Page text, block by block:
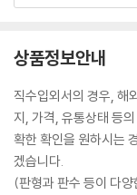
상품정보안내
직수입외서의 경우, 해
지, 가격, 유통상태 등
확한 확인을 원하시는
겠습니다.
(판형과 판수 등이 다